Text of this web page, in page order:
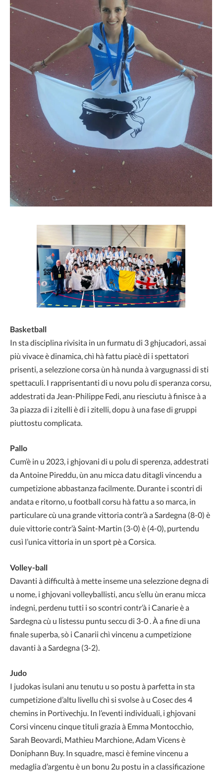
Basketball
In sta disciplina rivisita in un furmatu di 3 ghjucadori, assai
più vivace è dinamica, chì hà fattu piacè di i spettatori
prisenti, a selezzione corsa ùn hà nunda à vargugnassi di sti
spettaculi. I rapprisentanti di u novu polu di speranza corsu,
addestrati da Jean-Philippe Fedi, anu riesciutu à finisce à a
3a piazza di i zitelli è di i zitelli, dopu à una fase di gruppi
piuttostu complicata.
Pallo
Cum’è in u 2023, i ghjovani di u polu di sperenza, addestrati
da Antoine Pireddu, ùn anu micca datu ditagli vincendu a
cumpetizione abbastanza facilmente. Durante i scontri di
andata e ritorno, u football corsu hà fattu a so marca, in
particulare cù una grande vittoria contr’à a Sardegna (8-0) è
duie vittorie contr’à Saint-Martin (3-0) è (4-0), purtendu
cusì l’unica vittoria in un sport pè a Corsica.
Volley-ball
Davanti à difficultà à mette inseme una selezzione degna di
u nome, i ghjovani volleyballisti, ancu s’ellu ùn eranu micca
indegni, perdenu tutti i so scontri contr’à i Canarie è a
Sardegna cù u listessu puntu seccu di 3-0 . À a fine di una
finale superba, sò i Canarii chì vincenu a cumpetizione
davanti à a Sardegna (3-2).
Judo
I judokas isulani anu tenutu u so postu à parfetta in sta
cumpetizione d’altu livellu chì si svolse à u Cosec des 4
chemins in Portivechju. In l’eventi individuali, i ghjovani
Corsi vincenu cinque tituli grazia à Emma Montocchio,
Sarah Beovardi, Mathieu Marchione, Adam Vicens è
Doniphann Buy. In squadre, masci è femine vincenu a
medaglia d’argentu è un bonu 2u postu in a classificazione